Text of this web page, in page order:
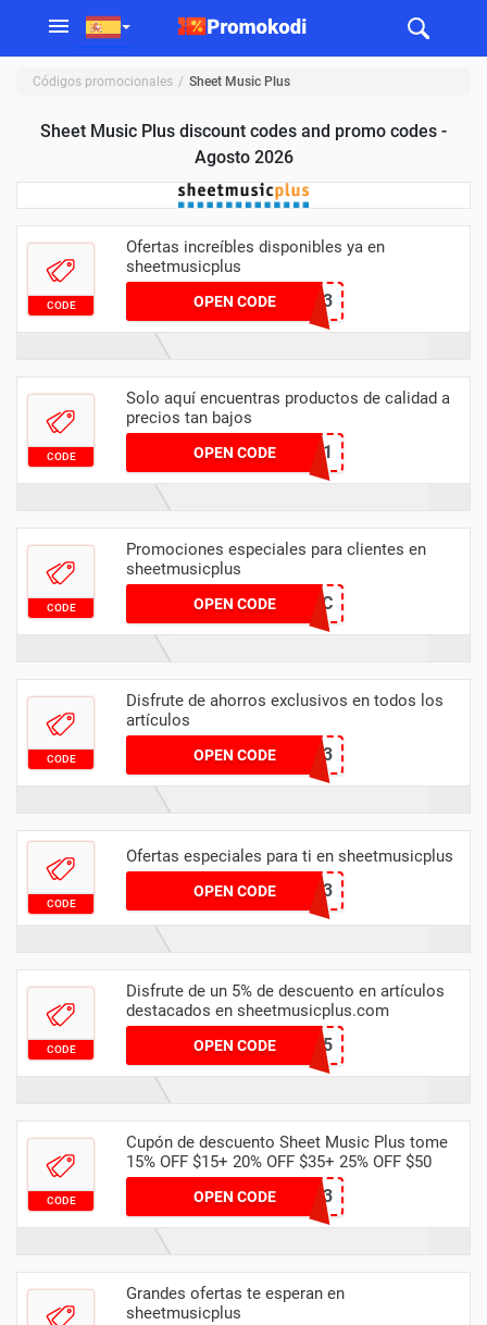
Códigos promocionales Sheet Music Plus
Sheet Music Plus discount codes and promo codes -
Agosto 2026
CODE
Ofertas increíbles disponibles ya en
sheetmusicplus
OPEN CODE
COLORATURA23
CODE
Solo aquí encuentras productos de calidad a
precios tan bajos
OPEN CODETHANKS21
CODE
Promociones especiales para clientes en
sheetmusicplus
OPEN CODE MUSIC
CODE
Disfrute de ahorros exclusivos en todos los
artículos
OPEN CODEUNISONO23
CODE
Ofertas especiales para ti en sheetmusicplus
OPEN CODESCHWER23
CODE
Disfrute de un 5% de descuento en artículos
destacados en sheetmusicplus.com
OPEN CODE
REVITRAGE5
CODE
Cupón de descuento Sheet Music Plus tome
15% OFF $15+ 20% OFF $35+ 25% OFF $50
OPEN CODE
WELCOME2023
Grandes ofertas te esperan en
sheetmusicplus